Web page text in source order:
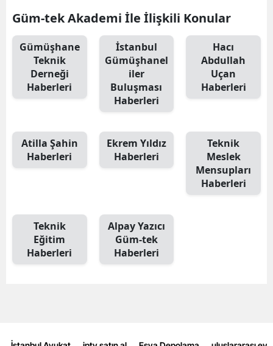
Ordu
Rize
Samsun
Sinop
Sivas
Tokat
Trabzon
Tunceli
Van
Güm-tek Akademi İle İlişkili Konular
Gümüşhane
Teknik
Derneği
Haberleri
İstanbul
Gümüşhanel
iler
Buluşması
Haberleri
Hacı
Abdullah
Uçan
Haberleri
Atilla Şahin
Haberleri
Ekrem Yıldız
Haberleri
Teknik
Meslek
Mensupları
Haberleri
Teknik
Eğitim
Haberleri
Alpay Yazıcı
Güm-tek
Haberleri